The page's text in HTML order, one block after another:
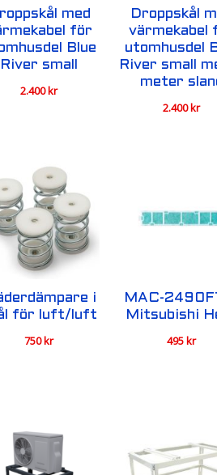
med
för
Blue
River small
2.400kr
Droppskål
värmekabel
utomhusdel
River small
meter
2.400kr
i
för luft/luft
750kr
MAC-
Mitsubishi
495kr